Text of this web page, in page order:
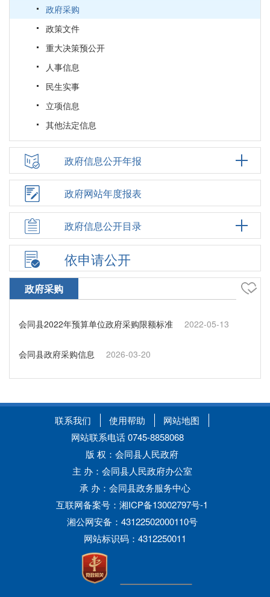
政府采购
政策文件
重大决策预公开
人事信息
民生实事
立项信息
其他法定信息
政府信息公开年报
政府网站年度报表
政府信息公开目录
依申请公开
政府采购
会同县2022年预算单位政府采购限额标准 2022-05-13
会同县政府采购信息 2026-03-20
联系我们 使用帮助
网站地图
网站联系电话 0745-8858068
版 权：会同县人民政府
主 办：会同县人民政府办公室
承 办：会同县政务服务中心
互联网备案号：湘ICP备13002797号-1
湘公网安备：43122502000110号
网站标识码：4312250011